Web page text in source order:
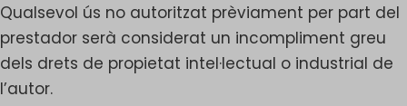
Qualsevol ús no autoritzat prèviament per part del
prestador serà considerat un incompliment greu
dels drets de propietat intel·lectual o industrial de
l’autor.